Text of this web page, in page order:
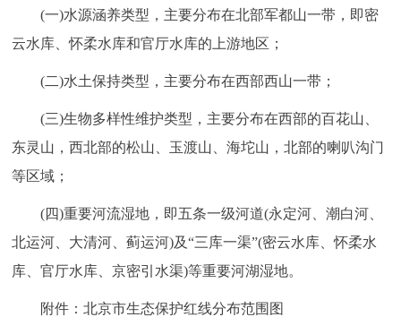
(一)水源涵养类型，主要分布在北部军都山一带，即密
云水库、怀柔水库和官厅水库的上游地区；
(二)水土保持类型，主要分布在西部西山一带；
(三)生物多样性维护类型，主要分布在西部的百花山、
东灵山，西北部的松山、玉渡山、海坨山，北部的喇叭沟门
等区域；
(四)重要河流湿地，即五条一级河道(永定河、潮白河、
北运河、大清河、蓟运河)及“三库一渠”(密云水库、怀柔水
库、官厅水库、京密引水渠)等重要河湖湿地。
附件：北京市生态保护红线分布范围图